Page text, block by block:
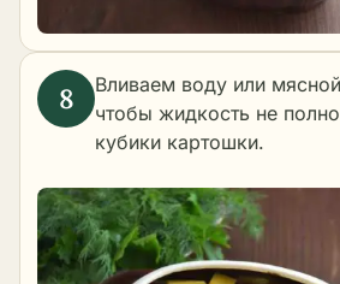
Вливаем воду или
чтобы жидкость не
кубики картошки.